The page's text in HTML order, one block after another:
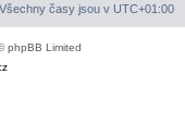
Všechny časy jsou v UTC+01:00
phpBB Limited